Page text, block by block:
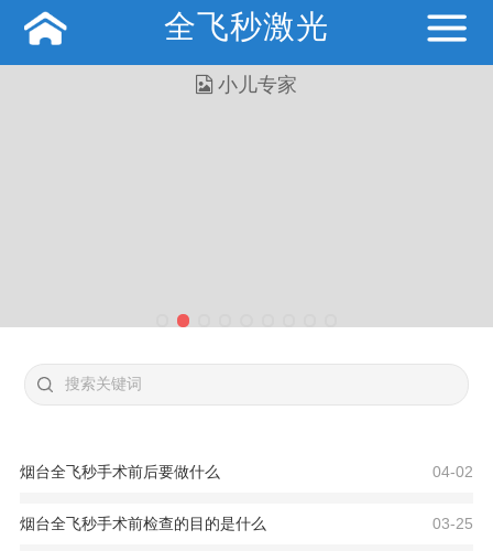
全飞秒激光
烟台全飞秒手术前后要做什么 04-02
烟台全飞秒手术前检查的目的是什么 03-25